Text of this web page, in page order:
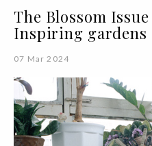
The Blossom
Inspiring gardens
07 Mar 2024